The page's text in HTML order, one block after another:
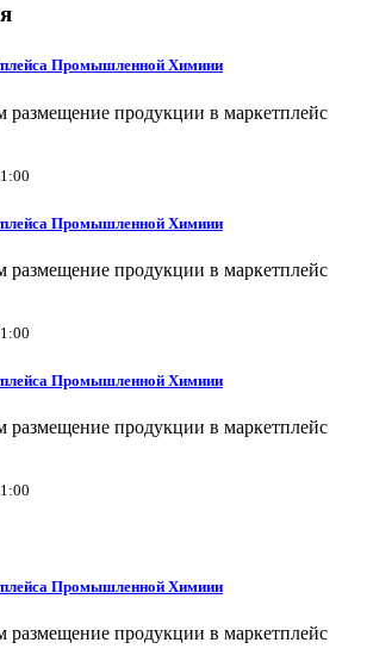
Промышленной Химиии
размещение продукции в маркетплейс
Промышленной Химиии
размещение продукции в маркетплейс
Промышленной Химиии
размещение продукции в маркетплейс
Промышленной Химиии
размещение продукции в маркетплейс